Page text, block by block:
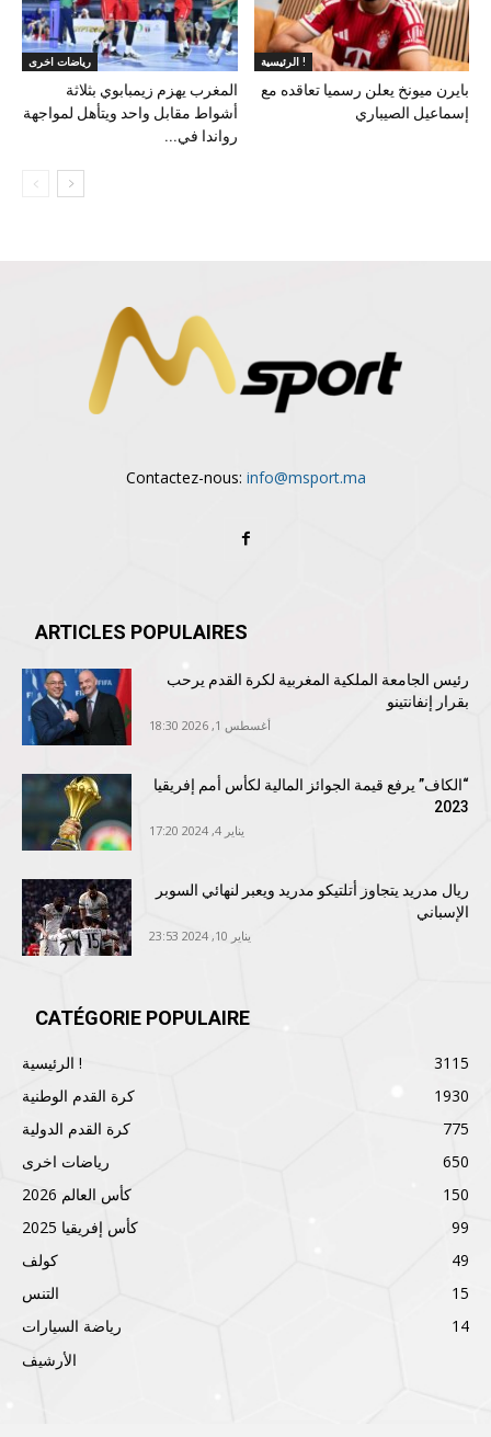
رياضات اخرى
المغرب يهزم زيمبابوي بثلاثة
أشواط مقابل واحد ويتأهل لمواجهة
رواندا في...
الرئيسية !
بايرن ميونخ يعلن رسميا تعاقده مع
إسماعيل الصيباري
Contactez-nous: info@msport.ma
ARTICLES POPULAIRES
رئيس الجامعة الملكية المغربية لكرة القدم يرحب
بقرار إنفانتينو
أغسطس 1, 2026 18:30
“الكاف” يرفع قيمة الجوائز المالية لكأس أمم إفريقيا
2023
يناير 4, 2024 17:20
ريال مدريد يتجاوز أتلتيكو مدريد ويعبر لنهائي السوبر
الإسباني
يناير 10, 2024 23:53
CATÉGORIE POPULAIRE
الرئيسية !
3115
كرة القدم الوطنية
1930
كرة القدم الدولية
775
رياضات اخرى
650
كأس العالم 2026
150
كأس إفريقيا 2025
99
كولف
49
التنس
15
رياضة السيارات
14
الأرشيف